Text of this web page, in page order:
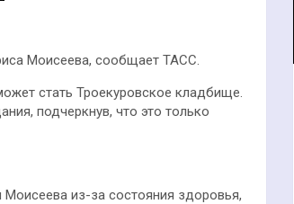
Моисеева, сообщает ТАСС.
стать Троекуровское кладбище.
подчеркнув, что это только
из-за состояния здоровья,